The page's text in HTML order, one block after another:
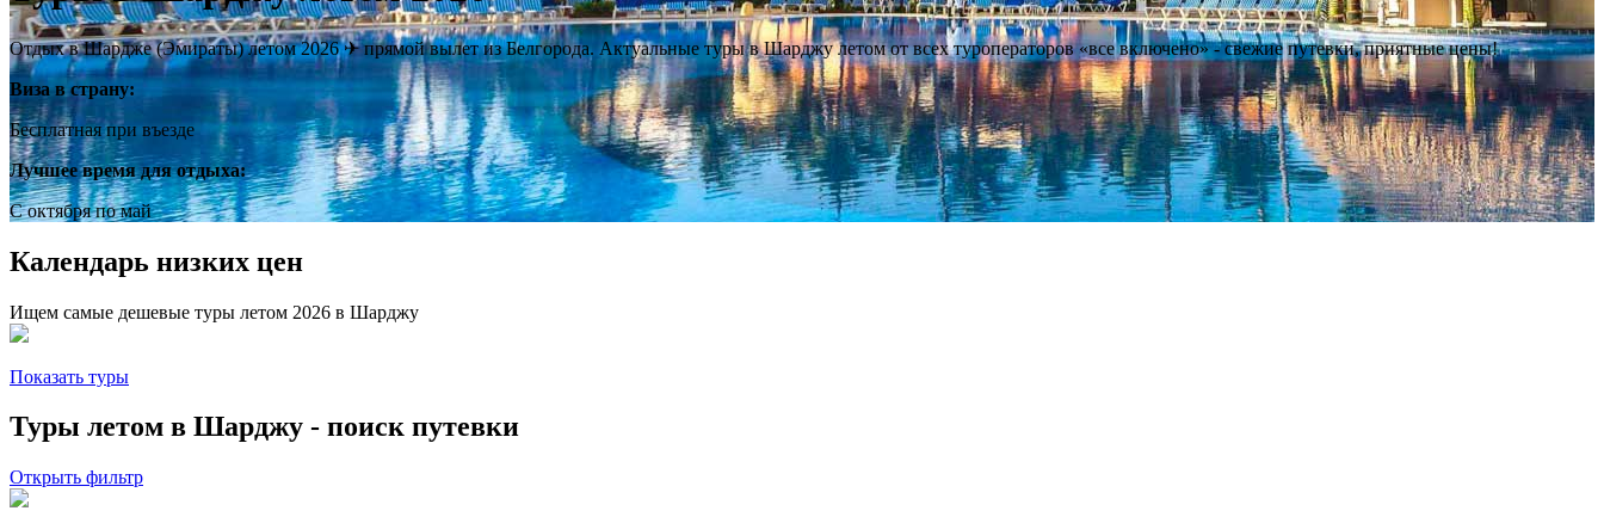
Отдых в Шардже (Эмираты) летом 2026 ✈ прямой вылет из Белгорода. Актуальные туры в Шарджу летом от всех туроператоров «все включено» - свежие путевки, приятные цены!
Виза в страну:
Бесплатная при въезде
Лучшее время для отдыха:
C октября по май
Календарь низких цен
Ищем самые дешевые туры летом 2026 в Шарджу
Показать туры
Туры летом в Шарджу - поиск путевки
Открыть фильтр